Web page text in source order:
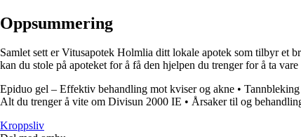
Oppsummering
Samlet sett er Vitusapotek Holmlia ditt lokale apotek som tilbyr et
kan du stole på apoteket for å få den hjelpen du trenger for å ta
Epiduo gel – Effektiv behandling mot kviser og akne •
Alt du trenger å vite om Divisun 2000 IE • Årsaker til og
Kroppsliv